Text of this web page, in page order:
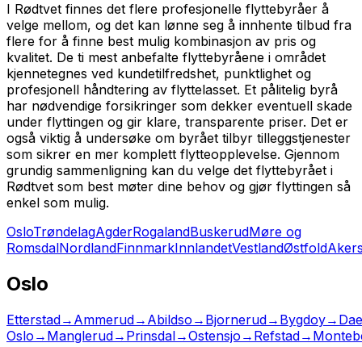
I Rødtvet finnes det flere profesjonelle flyttebyråer å
velge mellom, og det kan lønne seg å innhente tilbud fra
flere for å finne best mulig kombinasjon av pris og
kvalitet. De ti mest anbefalte flyttebyråene i området
kjennetegnes ved kundetilfredshet, punktlighet og
profesjonell håndtering av flyttelasset. Et pålitelig byrå
har nødvendige forsikringer som dekker eventuell skade
under flyttingen og gir klare, transparente priser. Det er
også viktig å undersøke om byrået tilbyr tilleggstjenester
som sikrer en mer komplett flytteopplevelse. Gjennom
grundig sammenligning kan du velge det flyttebyrået i
Rødtvet som best møter dine behov og gjør flyttingen så
enkel som mulig.
OsloTrøndelagAgderRogalandBuskerudMøre og
RomsdalNordlandFinnmarkInnlandetVestlandØstfold
Oslo
Etterstad→ Ammerud→ Abildso → Bjornerud→ Bygdoy→
Oslo → Manglerud→ Prinsdal→Ostensjo → Refstad→